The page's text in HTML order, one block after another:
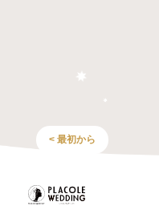
< 最初から